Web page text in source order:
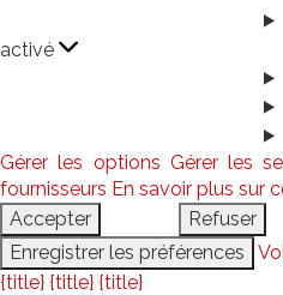
activé
Gérer les options Gérer les
fournisseurs En savoir plus sur
Accepter
Refuser
Enregistrer les préférences
{title} {title} {title}